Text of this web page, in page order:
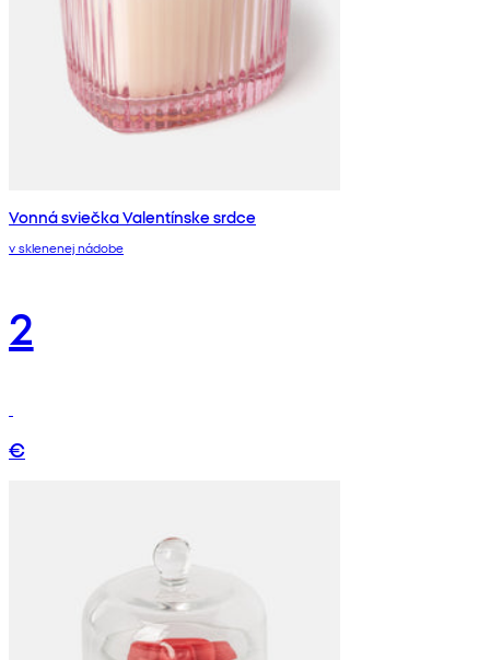
Vonná sviečka Valentínske srdce
v sklenenej nádobe
2
€